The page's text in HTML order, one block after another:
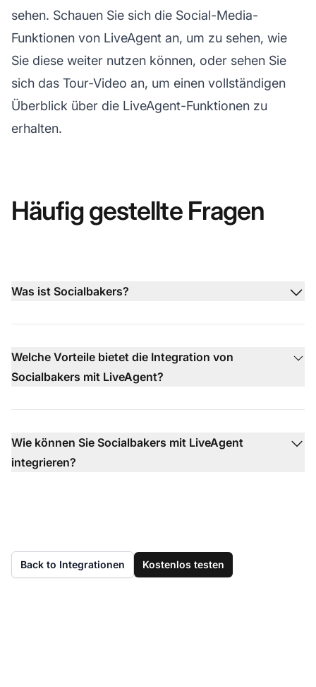
sehen. Schauen Sie sich die Social-Media-
Funktionen von LiveAgent an, um zu sehen, wie
Sie diese weiter nutzen können, oder sehen Sie
sich das Tour-Video an, um einen vollständigen
Überblick über die LiveAgent-Funktionen zu
erhalten.
Häufig gestellte Fragen
Was ist Socialbakers?
Welche Vorteile bietet die Integration von
Socialbakers mit LiveAgent?
Wie können Sie Socialbakers mit LiveAgent
integrieren?
Back to Integrationen Kostenlos testen